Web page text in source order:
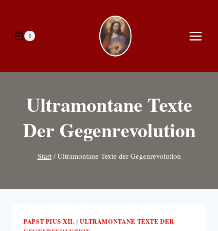
springen0
Ultramontane Texte
Der Gegenrevolution
Start / Ultramontane Texte der Gegenrevolution
PAPST PIUS XII. |ULTRAMONTANE TEXTE DER